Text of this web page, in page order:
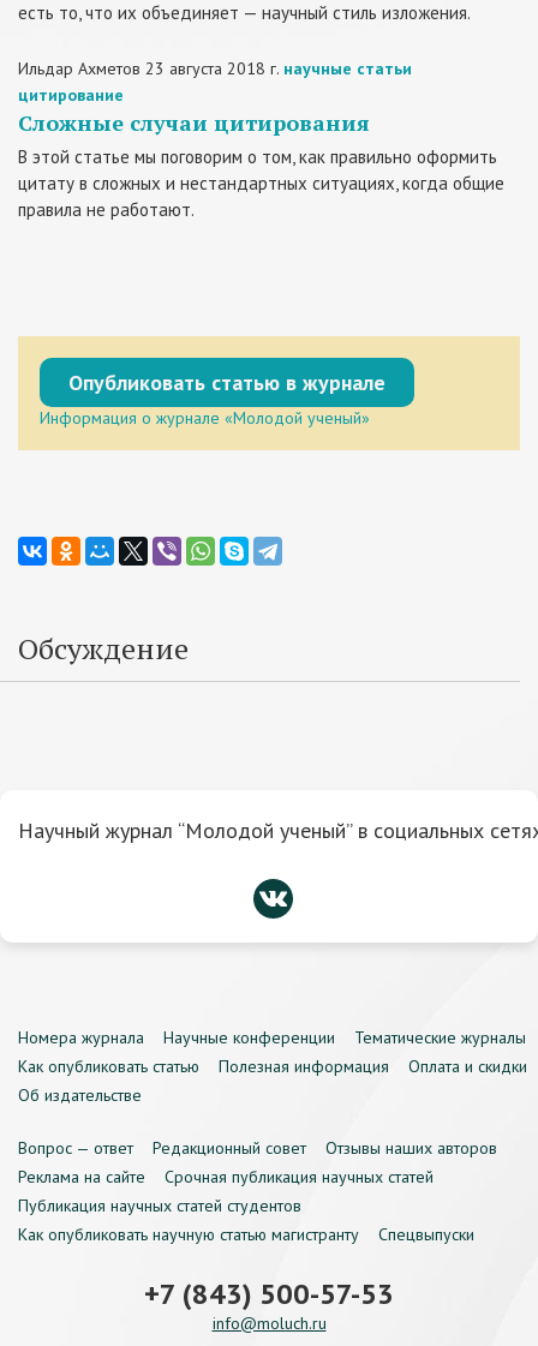
есть то, что их объединяет — научный стиль изложения.
Ильдар Ахметов 23 августа 2018 г. научные статьи
цитирование
Сложные случаи цитирования
В этой статье мы поговорим о том, как правильно оформить
цитату в сложных и нестандартных ситуациях, когда общие
правила не работают.
Опубликовать статью в журнале
Информация о журнале «Молодой ученый»
Обсуждение
Научный журнал “Молодой ученый” в социальных
Номера журнала Научные конференции
Тематические журналы
Как опубликовать статью
Полезная информация
Оплата и скидки
Об издательстве
Вопрос — ответ Редакционный совет
Отзывы наших авторов
Реклама на сайте
Срочная публикация научных статей
Публикация научных статей студентов
Как опубликовать научную статью магистранту
Спецвыпуски
+7 (843) 500-57-53
info@moluch.ru